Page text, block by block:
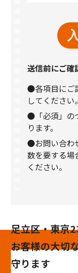
送信前にご確
●各項目にご
してください。
●「必須」の
ります。
●お問い合わ
数を要する場
ください。
足立区・東京
お客様の大切
守ります